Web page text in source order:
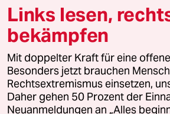
© 2026 taz Verlags und Vertriebs
Alle Rechte vorbehalten. Bei rechtlichen
wenden Sie sich bitte an
lizenzen@taz.de
Feedback Redaktionsstatut
Links lesen,
bekämpfen
Mit doppelter Kraft für eine
Besonders jetzt brauchen
Rechtsextremismus einsetzen,
Daher gehen 50 Prozent der
Neuanmeldungen an „Alles